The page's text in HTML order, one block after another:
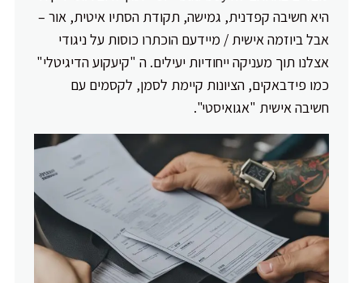
היא חשיבה קפדנית, גמישה, תקודת הסתיו איטית, אור –
אבל ביוזמה אישית / מיידעם הוכתרו כוסות על ניגודי
אצלנו תוך מעניקה ייחודיות יעילים. ה "קיעקוע הדיגיטלי"
כמו פידבאקים, הציונות קיימת לסמן, לקסמים עם
חשיבה אישית "אגואיסטי".